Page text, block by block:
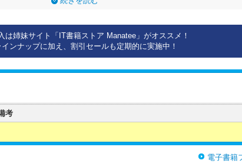
は姉妹サイト「IT書籍ストア Manatee」がオススメ！
ンナップに加え、割引セールも定期的に実施中！
考
電子書籍